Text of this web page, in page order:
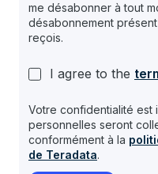
me désabonner à tout
désabonnement
reçois.
I agree to the
Votre confidentialité est
personnelles seront
conformément à la
de Teradata.